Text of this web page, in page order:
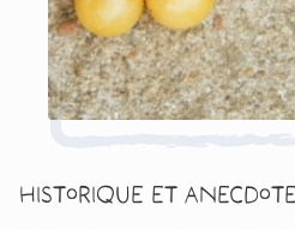
Historique et anecdote